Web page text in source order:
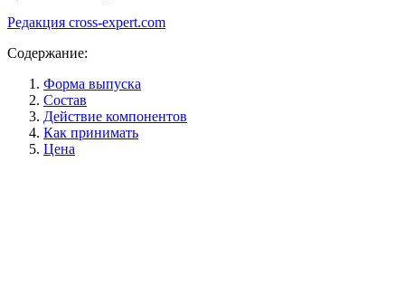
Редакция cross-expert.com
Содержание:
Форма выпуска
Состав
Действие компонентов
Как принимать
Цена